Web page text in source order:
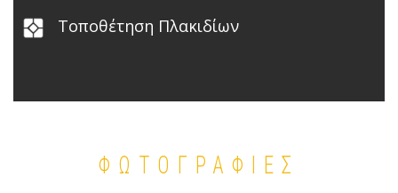
Τοποθέτηση Πλακιδίων
ΦΩΤΟΓΡΑΦΙΕΣ